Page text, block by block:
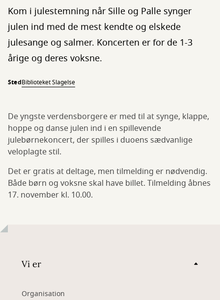
Kom i julestemning når Sille og Palle synger
julen ind med de mest kendte og elskede
julesange og salmer. Koncerten er for de 1-3
årige og deres voksne.
StedBiblioteket Slagelse
De yngste verdensborgere er med til at synge, klappe,
hoppe og danse julen ind i en spillevende
julebørnekoncert, der spilles i duoens sædvanlige
veloplagte stil.
Det er gratis at deltage, men tilmelding er nødvendig.
Både børn og voksne skal have billet. Tilmelding åbnes
17. november kl. 10.00.
Vi er
Organisation